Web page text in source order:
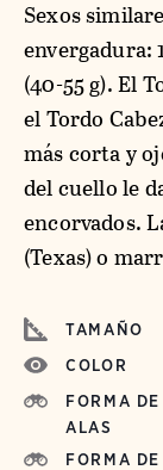
Sexos
envergadura:
(40-55 g). El
el Tordo
más corta y
del cuello le
encorvados.
(Texas) o
TAMAÑO
COLOR
FORMA DE
ALAS
FORMA DE